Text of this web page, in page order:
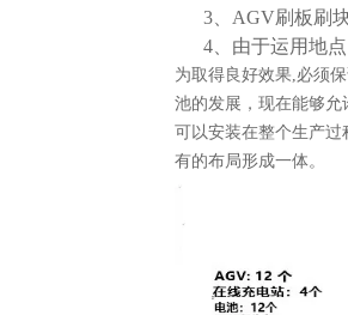
3、AGV刷板刷块
4、由于运用地点
为取得良好效果,必须
池的发展，现在能够
可以安装在整个生产
有的布局形成一体。